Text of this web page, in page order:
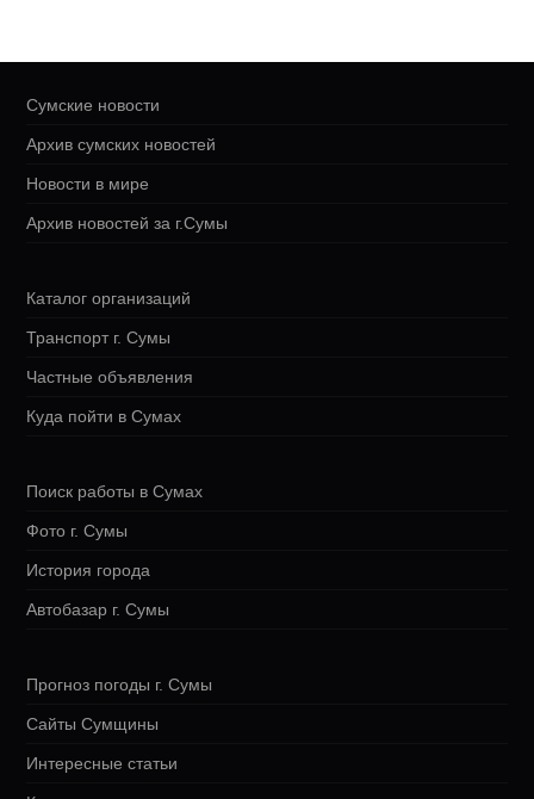
Сумские новости
Архив сумских новостей
Новости в мире
Архив новостей за г.Сумы
Каталог организаций
Транспорт г. Сумы
Частные объявления
Куда пойти в Сумах
Поиск работы в Сумах
Фото г. Сумы
История города
Автобазар г. Сумы
Прогноз погоды г. Сумы
Сайты Сумщины
Интересные статьи